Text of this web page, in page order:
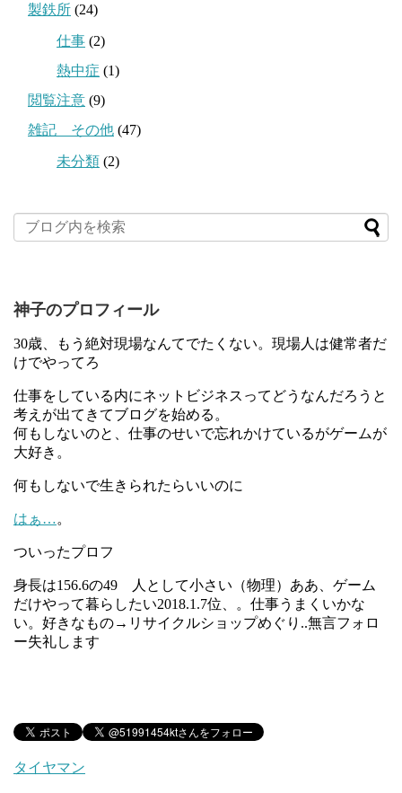
製鉄所 (24)
仕事 (2)
熱中症 (1)
閲覧注意 (9)
雑記 その他 (47)
未分類 (2)
神子のプロフィール
30歳、もう絶対現場なんてでたくない。現場人は健常者だ
けでやってろ
仕事をしている内にネットビジネスってどうなんだろうと
考えが出てきてブログを始める。
何もしないのと、仕事のせいで忘れかけているがゲームが
大好き。
何もしないで生きられたらいいのに
はぁ…。
ついったプロフ
身長は156.6の49 人として小さい（物理）ああ、ゲーム
だけやって暮らしたい2018.1.7位、。仕事うまくいかな
い。好きなもの→リサイクルショップめぐり..無言フォロ
ー失礼します
タイヤマン